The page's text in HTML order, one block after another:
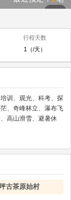
行程天数
1（/天）
训、观光、科考、探
、奇峰林立、瀑布飞
高山滑雪、避暑休
古茶原始村